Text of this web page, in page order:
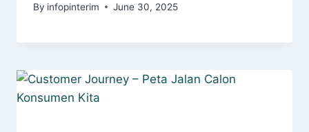
By infopinterim June 30, 2025